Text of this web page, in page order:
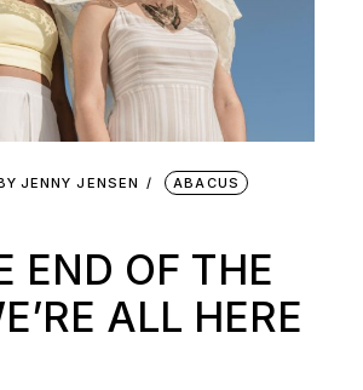
JENNY JENSEN ABACUS
END OF THE
ALL HERE